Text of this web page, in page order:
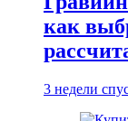
как
3 недели